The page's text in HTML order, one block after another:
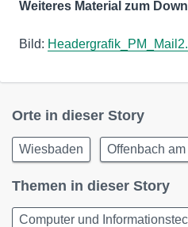
Weiteres Material zum
Bild:
Orte in dieser Story
Wiesbaden Offenbach am
Themen in dieser Story
Computer und